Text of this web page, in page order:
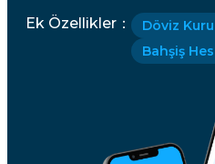
Ek Özellikler ：
Döviz Kuru
Bahşiş